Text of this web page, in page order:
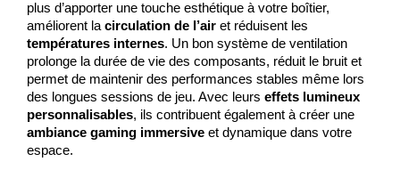
plus d’apporter une touche esthétique à votre boîtier,
améliorent la circulation de l’air
températures internes. Un bon système de ventilation
prolonge la durée de vie des composants, réduit le bruit et
permet de maintenir des performances stables même lors
des longues sessions de jeu. Avec leurs effets lumineux
personnalisables
ambiance gaming immersive et dynamique dans votre
espace.